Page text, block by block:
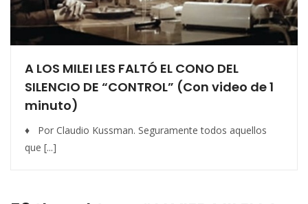
A LOS MILEI LES FALTÓ EL CONO DEL
SILENCIO DE “CONTROL” (Con video de 1
minuto)
♦ Por Claudio Kussman. Seguramente todos aquellos
que [...]